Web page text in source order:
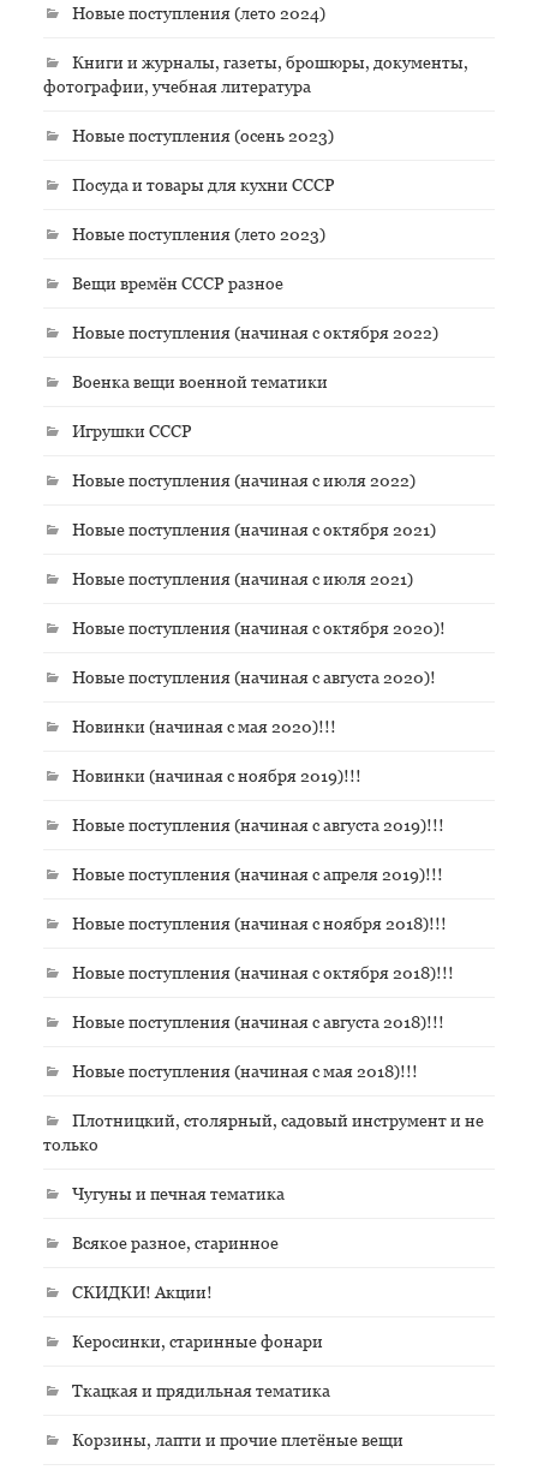
Новые поступления (лето 2024)
Книги и журналы, газеты, брошюры, документы,
фотографии, учебная литература
Новые поступления (осень 2023)
Посуда и товары для кухни СССР
Новые поступления (лето 2023)
Вещи времён СССР разное
Новые поступления (начиная с октября 2022)
Военка вещи военной тематики
Игрушки СССР
Новые поступления (начиная с июля 2022)
Новые поступления (начиная с октября 2021)
Новые поступления (начиная с июля 2021)
Новые поступления (начиная с октября 2020)!
Новые поступления (начиная с августа 2020)!
Новинки (начиная с мая 2020)!!!
Новинки (начиная с ноября 2019)!!!
Новые поступления (начиная с августа 2019)!!!
Новые поступления (начиная с апреля 2019)!!!
Новые поступления (начиная с ноября 2018)!!!
Новые поступления (начиная с октября 2018)!!!
Новые поступления (начиная с августа 2018)!!!
Новые поступления (начиная с мая 2018)!!!
Плотницкий, столярный, садовый инструмент и не
только
Чугуны и печная тематика
Всякое разное, старинное
СКИДКИ! Акции!
Керосинки, старинные фонари
Ткацкая и прядильная тематика
Корзины, лапти и прочие плетёные вещи